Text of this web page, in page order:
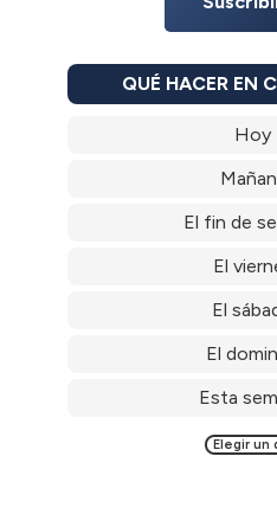
QUÉ HACER EN
Hoy
El fin de
El
El
El
Esta
Elegir un